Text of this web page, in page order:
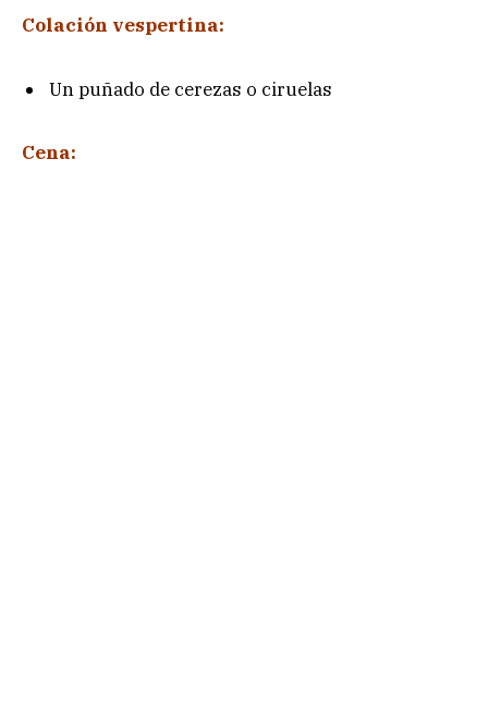
Colación vespertina:
Un puñado de cerezas o ciruelas
Cena: